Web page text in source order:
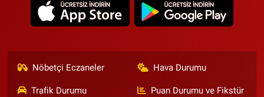
Nöbetçi Eczaneler Hava Durumu
Trafik Durumu Puan Durumu ve Fikstür